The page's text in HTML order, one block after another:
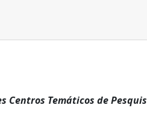
Centros Temáticos de